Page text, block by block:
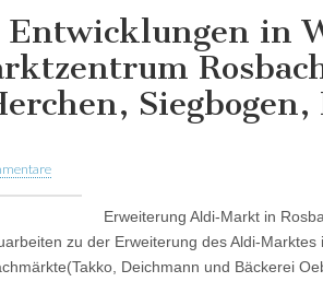
in
Siegbogen,
Erweiterung Aldi-Markt in
zu der Erweiterung des Aldi-Marktes
Deichmann und Bäckerei